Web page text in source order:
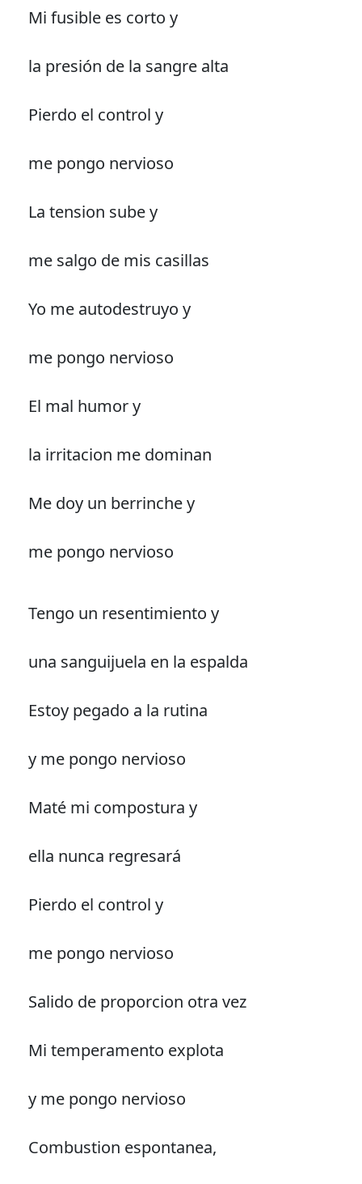
Mi fusible es corto y
la presión de la sangre alta
Pierdo el control y
me pongo nervioso
La tension sube y
me salgo de mis casillas
Yo me autodestruyo y
me pongo nervioso
El mal humor y
la irritacion me dominan
Me doy un berrinche y
me pongo nervioso
Tengo un resentimiento y
una sanguijuela en la espalda
Estoy pegado a la rutina
y me pongo nervioso
Maté mi compostura y
ella nunca regresará
Pierdo el control y
me pongo nervioso
Salido de proporcion otra vez
Mi temperamento explota
y me pongo nervioso
Combustion espontanea,